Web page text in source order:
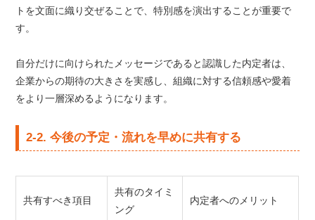
トを文面に織り交ぜることで、特別感を演出することが重要で
す。
自分だけに向けられたメッセージであると認識した内定者は、
企業からの期待の大きさを実感し、組織に対する信頼感や愛着
をより一層深めるようになります。
2-2. 今後の予定・流れを早めに共有する
共有すべき項目
共有のタイミ
ング
内定者へのメリット